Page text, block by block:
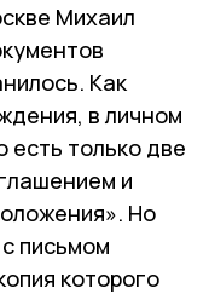
Михаил
Как
в личном
есть только две
и
Но
письмом
которого